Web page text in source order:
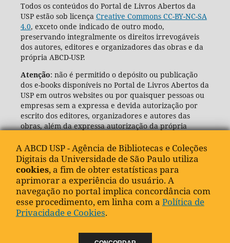
Todos os conteúdos do Portal de Livros Abertos da
USP estão sob licença Creative Commons CC-BY-NC-SA
4.0, exceto onde indicado de outro modo,
preservando integralmente os direitos irrevogáveis
dos autores, editores e organizadores das obras e da
própria ABCD-USP.
Atenção: não é permitido o depósito ou publicação
dos e-books disponíveis no Portal de Livros Abertos da
USP em outros websites ou por quaisquer pessoas ou
empresas sem a expressa e devida autorização por
escrito dos editores, organizadores e autores das
obras, além da expressa autorização da própria
(ABCD-USP).
A ABCD USP - Agência de Bibliotecas e Coleções
Digitais da Universidade de São Paulo utiliza
cookies, a fim de obter estatísticas para
aprimorar a experiência do usuário. A
navegação no portal implica concordância com
esse procedimento, em linha com a Política de
Privacidade e Cookies.